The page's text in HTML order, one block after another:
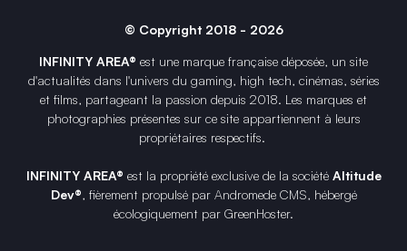
© Copyright 2018 - 2026
INFINITY AREA® est une marque française déposée, un site
d'actualités dans l'univers du gaming, high tech, cinémas, séries
et films, partageant la passion depuis 2018. Les marques et
photographies présentes sur ce site appartiennent à leurs
propriétaires respectifs.
INFINITY AREA® est la propriété exclusive de la société Altitude
Dev®, fièrement propulsé par Andromede CMS, hébergé
écologiquement par GreenHoster.